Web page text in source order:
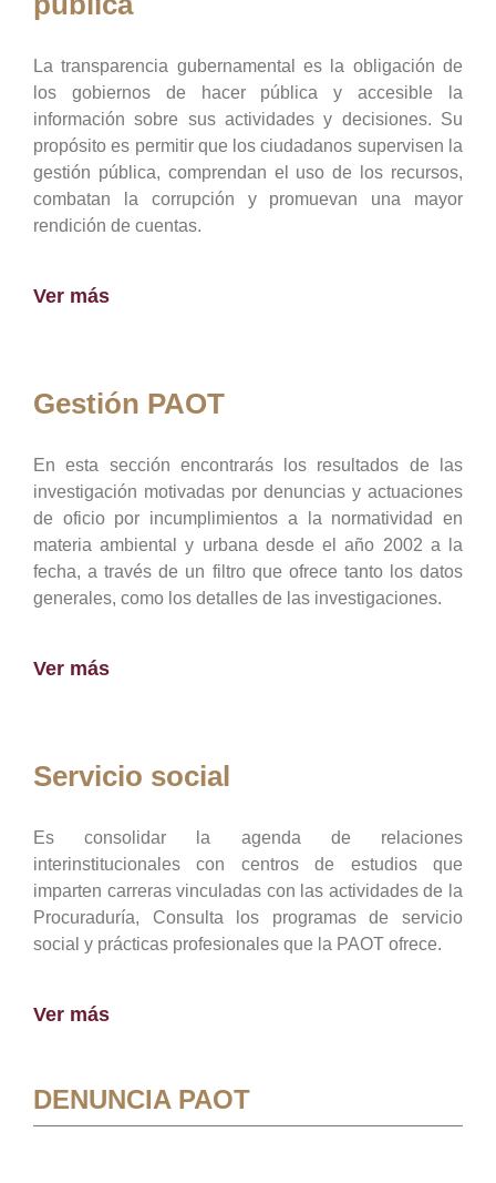
La transparencia gubernamental es la obligación de
los gobiernos de hacer pública y accesible la
información sobre sus actividades y decisiones. Su
propósito es permitir que los ciudadanos supervisen la
gestión pública, comprendan el uso de los recursos,
combatan la corrupción y promuevan una mayor
rendición de cuentas.
Ver más
Gestión PAOT
En esta sección encontrarás los resultados de las
investigación motivadas por denuncias y actuaciones
de oficio por incumplimientos a la normatividad en
materia ambiental y urbana desde el año 2002 a la
fecha, a través de un filtro que ofrece tanto los datos
generales, como los detalles de las investigaciones.
Ver más
Servicio social
Es consolidar la agenda de relaciones
interinstitucionales con centros de estudios que
imparten carreras vinculadas con las actividades de la
Procuraduría, Consulta los programas de servicio
social y prácticas profesionales que la PAOT ofrece.
Ver más
DENUNCIA PAOT